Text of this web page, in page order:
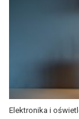
Elektronika i